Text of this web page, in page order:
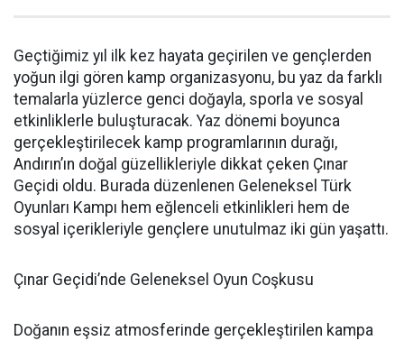
Geçtiğimiz yıl ilk kez hayata geçirilen ve gençlerden
yoğun ilgi gören kamp organizasyonu, bu yaz da farklı
temalarla yüzlerce genci doğayla, sporla ve sosyal
etkinliklerle buluşturacak. Yaz dönemi boyunca
gerçekleştirilecek kamp programlarının durağı,
Andırın’ın doğal güzellikleriyle dikkat çeken Çınar
Geçidi oldu. Burada düzenlenen Geleneksel Türk
Oyunları Kampı hem eğlenceli etkinlikleri hem de
sosyal içerikleriyle gençlere unutulmaz iki gün yaşattı.
Çınar Geçidi’nde Geleneksel Oyun Coşkusu
Doğanın eşsiz atmosferinde gerçekleştirilen kampa